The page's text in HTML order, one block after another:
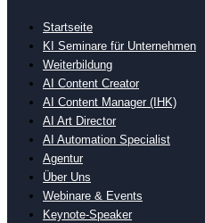
Startseite
KI Seminare für Unternehmen
Weiterbildung
AI Content Creator
AI Content Manager (IHK)
AI Art Director
AI Automation Specialist
Agentur
Über Uns
Webinare & Events
Keynote-Speaker